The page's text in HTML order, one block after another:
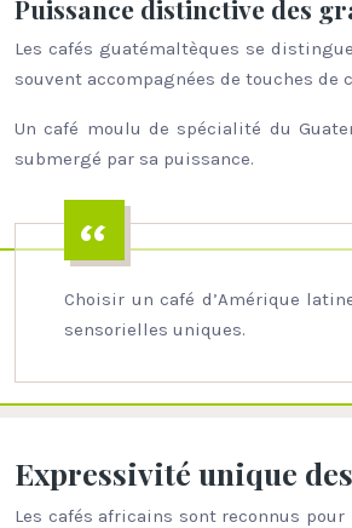
Puissance distinctive des
Les cafés guatémaltèques se
souvent accompagnées de touches de
Un café moulu de spécialité du
submergé par sa puissance.
Choisir un café d’Amérique
sensorielles uniques.
Expressivité unique
Les cafés africains sont reconnus